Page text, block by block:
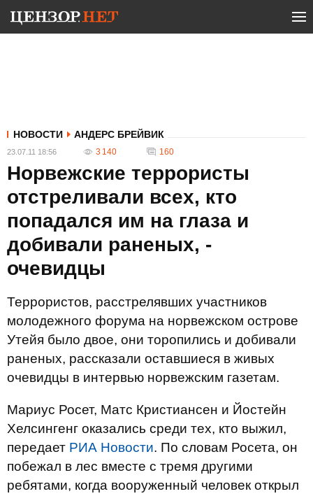
НОВОСТИ АНДЕРС БРЕЙВИК
23.07.11 18:56 3 140 160
Норвежские террористы
отстреливали всех, кто
попадался им на глаза и
добивали раненых, -
очевидцы
Террористов, расстрелявших участников
молодежного форума на норвежском острове
Утейя было двое, они торопились и добивали
раненых, рассказали оставшиеся в живых
очевидцы в интервью норвежским газетам.
Мариус Росет, Матс Кристиансен и Йостейн
Хелсингенг оказались среди тех, кто выжил,
передает РИА Новости. По словам Росета, он
побежал в лес вместе с тремя другими
ребятами, когда вооруженный человек открыл